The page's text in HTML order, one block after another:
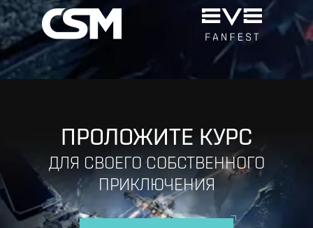
ПРОЛОЖИТЕ КУРС
ДЛЯ СВОЕГО СОБСТВЕННОГО
ПРИКЛЮЧЕНИЯ